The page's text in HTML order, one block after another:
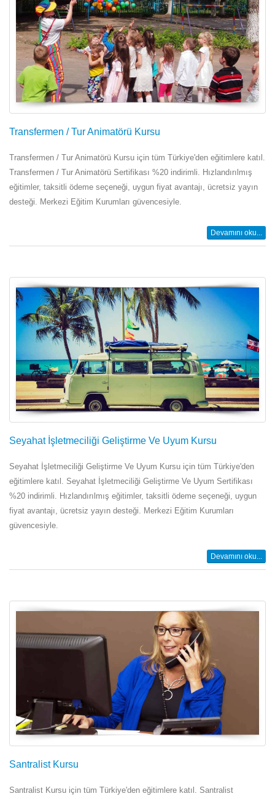
Transfermen / Tur Animatörü Kursu
Transfermen / Tur Animatörü Kursu için tüm Türkiye'den eğitimlere katıl.
Transfermen / Tur Animatörü Sertifikası %20 indirimli. Hızlandırılmış
eğitimler, taksitli ödeme seçeneği, uygun fiyat avantajı, ücretsiz yayın
desteği. Merkezi Eğitim Kurumları güvencesiyle.
Devamını oku...
Seyahat İşletmeciliği Geliştirme Ve Uyum Kursu
Seyahat İşletmeciliği Geliştirme Ve Uyum Kursu için tüm Türkiye'den
eğitimlere katıl. Seyahat İşletmeciliği Geliştirme Ve Uyum Sertifikası
%20 indirimli. Hızlandırılmış eğitimler, taksitli ödeme seçeneği, uygun
fiyat avantajı, ücretsiz yayın desteği. Merkezi Eğitim Kurumları
güvencesiyle.
Devamını oku...
Santralist Kursu
Santralist Kursu için tüm Türkiye'den eğitimlere katıl. Santralist